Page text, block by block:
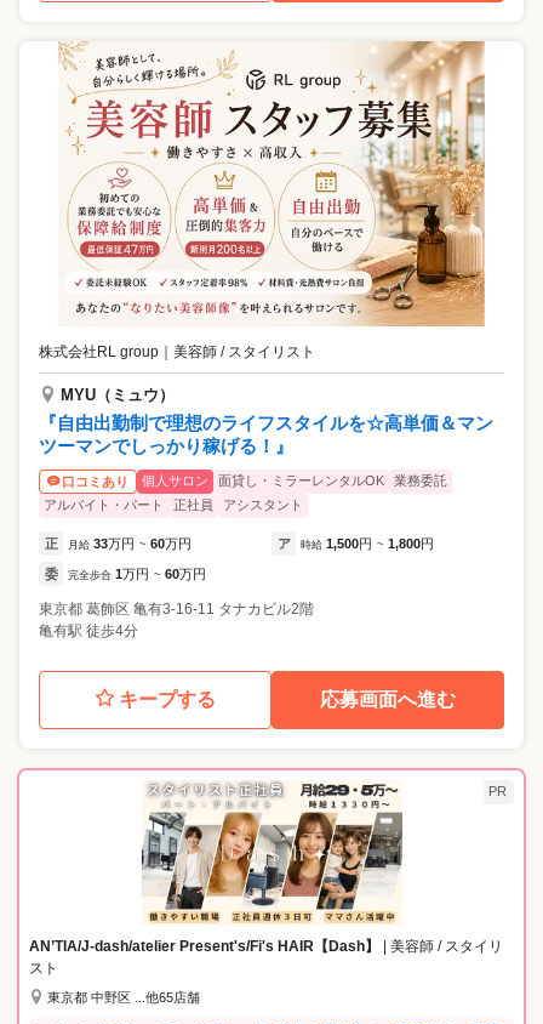
株式会社RL group ｜ 美容師 / スタイリスト
MYU（ミュウ）
『自由出勤制で理想のライフスタイルを☆高単価＆マン
ツーマンでしっかり稼げる！』
口コミあり 個人サロン 面貸し・ミラーレンタルOK
業務委託
アルバイト・パート
正社員 アシスタント
正 月給 33万円 ~ 60万円 ア 時給 1,500円 ~ 1,800円
委 完全歩合 1万円 ~ 60万円
東京都 葛飾区 亀有3-16-11 タナカビル2階
亀有駅 徒歩4分
キープする 応募画面へ進む
PR
AN’TIA/J-dash/atelier Present's/Fi's HAIR【Dash】
| 美容師 / スタイリ
スト
東京都 中野区 ...他65店舗